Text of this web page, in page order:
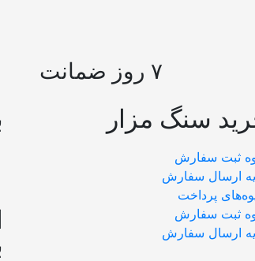
۷ روز ضمانت
سنگ مزار
ثبت سفارش
ارسال سفارش
پرداخت
ثبت سفارش
ارسال سفارش